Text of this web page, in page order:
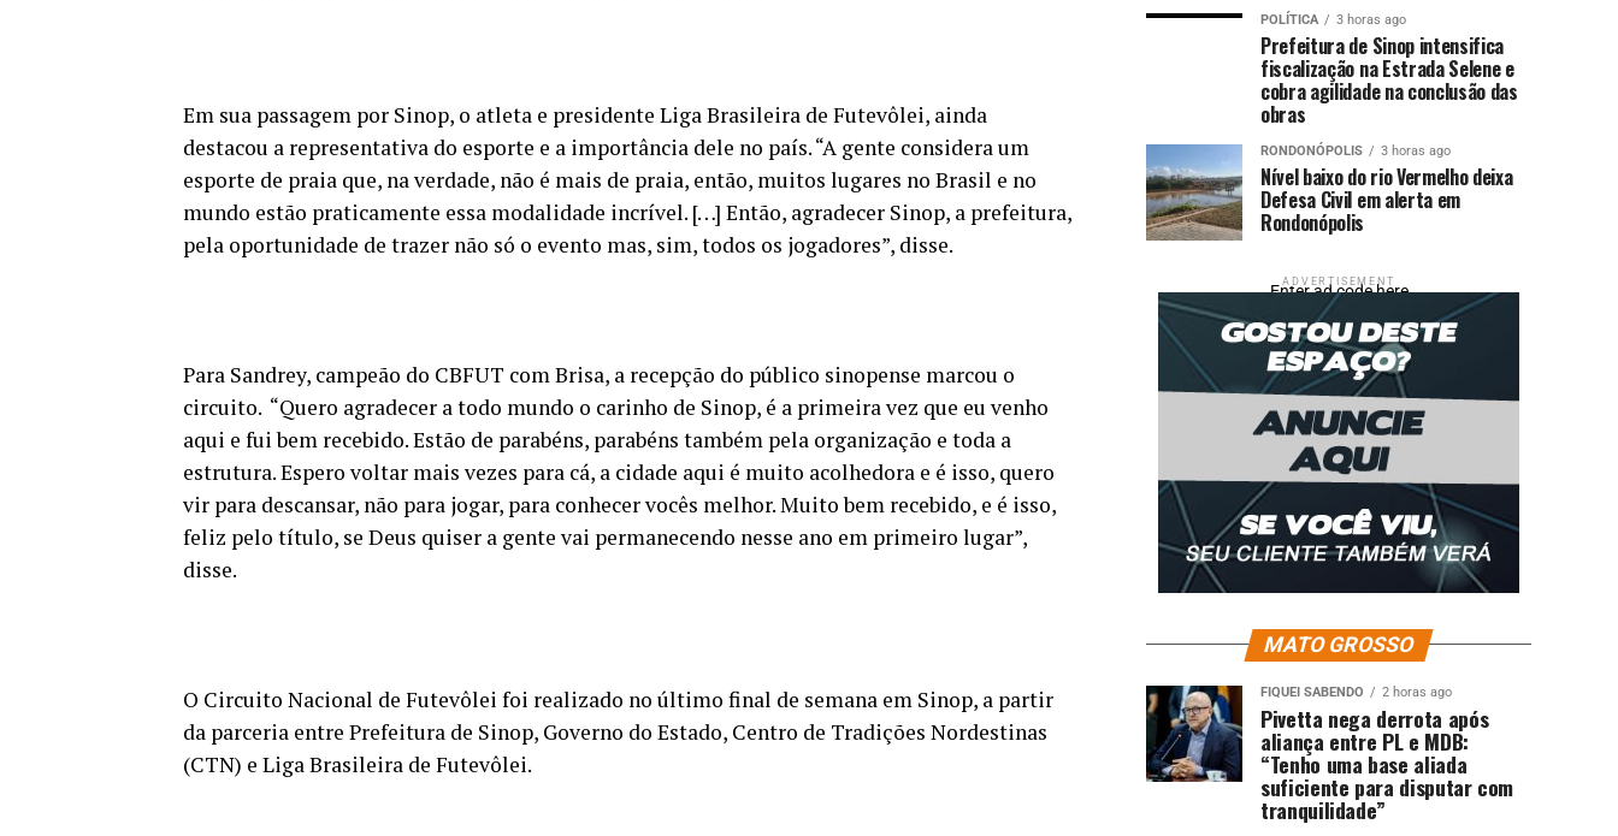
Em sua passagem por Sinop, o atleta e presidente Liga Brasileira de Futevôlei, ainda
destacou a representativa do esporte e a importância dele no país. “A gente considera um
esporte de praia que, na verdade, não é mais de praia, então, muitos lugares no Brasil e no
mundo estão praticamente essa modalidade incrível. […] Então, agradecer Sinop, a prefeitura,
pela oportunidade de trazer não só o evento mas, sim, todos os jogadores”, disse.
Para Sandrey, campeão do CBFUT com Brisa, a recepção do público sinopense marcou o
circuito. “Quero agradecer a todo mundo o carinho de Sinop, é a primeira vez que eu venho
aqui e fui bem recebido. Estão de parabéns, parabéns também pela organização e toda a
estrutura. Espero voltar mais vezes para cá, a cidade aqui é muito acolhedora e é isso, quero
vir para descansar, não para jogar, para conhecer vocês melhor. Muito bem recebido, e é isso,
feliz pelo título, se Deus quiser a gente vai permanecendo nesse ano em primeiro lugar”,
disse.
O Circuito Nacional de Futevôlei foi realizado no último final de semana em Sinop, a partir
da parceria entre Prefeitura de Sinop, Governo do Estado, Centro de Tradições Nordestinas
(CTN) e Liga Brasileira de Futevôlei.
POLÍTICA 3 horas ago
Prefeitura de Sinop intensifica
fiscalização na Estrada Selene e
cobra agilidade na conclusão das
obras
RONDONÓPOLIS 3 horas ago
Nível baixo do rio Vermelho deixa
Defesa Civil em alerta em
Rondonópolis
ADVERTISEMENT
Enter ad code here
MATO GROSSO
FIQUEI SABENDO 2 horas ago
Pivetta nega derrota após
aliança entre PL e MDB:
“Tenho uma base aliada
suficiente para disputar com
tranquilidade”